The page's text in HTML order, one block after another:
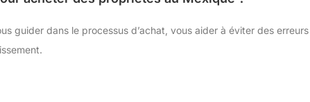
guider dans le processus d’achat, vous aider à éviter des